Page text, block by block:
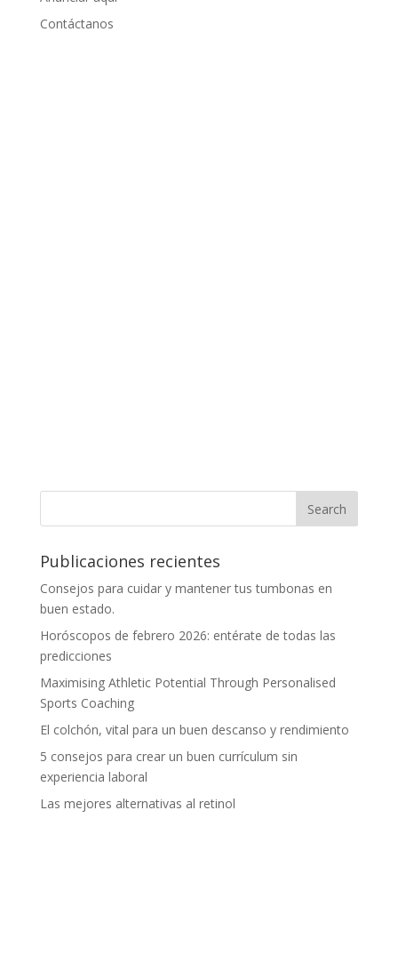
Contáctanos
Publicaciones recientes
Consejos para cuidar y mantener tus tumbonas en
buen estado.
Horóscopos de febrero 2026: entérate de todas las
predicciones
Maximising Athletic Potential Through Personalised
Sports Coaching
El colchón, vital para un buen descanso y rendimiento
5 consejos para crear un buen currículum sin
experiencia laboral
Las mejores alternativas al retinol